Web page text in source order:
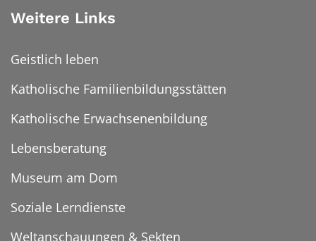
Weitere Links
Geistlich leben
Katholische Familienbildungsstätten
Katholische Erwachsenenbildung
Lebensberatung
Museum am Dom
Soziale Lerndienste
Weltanschauungen & Sekten